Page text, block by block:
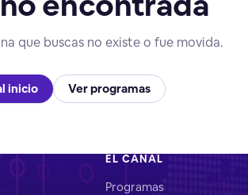
que buscas no existe o fue movida.
inicio Ver programas
EL CANAL
Programas